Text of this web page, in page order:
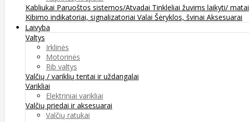
Kabliukai Paruoštos sistemos/Atvadai Tinkleliai žuvims laikyti/ matai
Kibimo indikatoriai, signalizatoriai Valai Šėryklos, švinai Aksesuarai
Laivyba
Valtys
Irklinės
Motorinės
Rib valtys
Valčių / variklių tentai ir uždangalai
Varikliai
Elektriniai varikliai
Valčių priedai ir aksesuarai
Valčių ratukai